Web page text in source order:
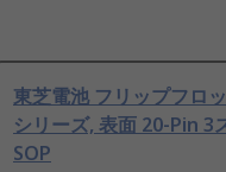
東芝電池 フリップフロ
シリーズ, 表面 20-Pin 3
SOP